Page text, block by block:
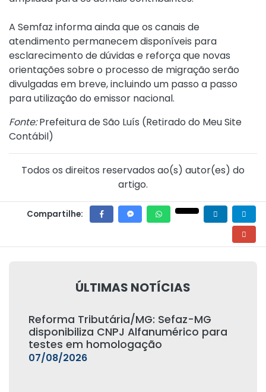
A Semfaz informa ainda que os canais de
atendimento permanecem disponíveis para
esclarecimento de dúvidas e reforça que novas
orientações sobre o processo de migração serão
divulgadas em breve, incluindo um passo a passo
para utilização do emissor nacional.
Fonte:Prefeitura de São Luís (Retirado do Meu Site
Contábil)
Todos os direitos reservados ao(s) autor(es) do
artigo.
Compartilhe:
ÚLTIMAS NOTÍCIAS
Reforma Tributária/MG: Sefaz-MG
disponibiliza CNPJ Alfanumérico para
testes em homologação
07/08/2026